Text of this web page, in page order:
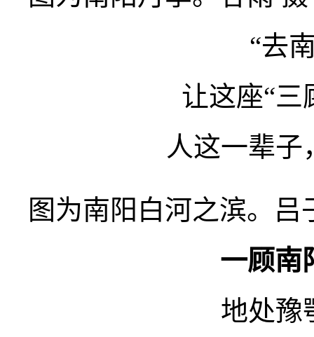
“去
让这座“三
人这一辈子
图为南阳白河之滨。
一顾南
地处豫